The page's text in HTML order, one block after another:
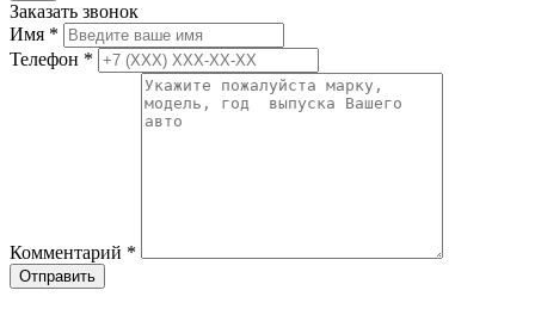
Заказать звонок
Имя *
Телефон *
Комментарий *
Отправить